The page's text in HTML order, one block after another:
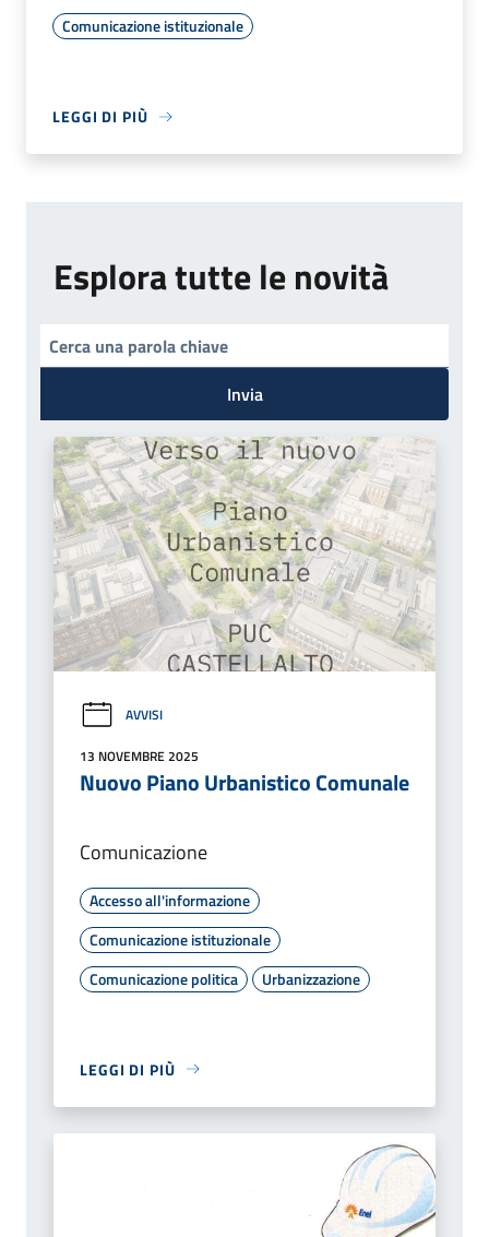
Comunicazione istituzionale
LEGGI DI PIÙ
Esplora tutte le novità
Invia
AVVISI
13 NOVEMBRE 2025
Nuovo Piano Urbanistico Comunale
Comunicazione
Accesso all'informazione
Comunicazione istituzionale
Comunicazione politica
Urbanizzazione
LEGGI DI PIÙ